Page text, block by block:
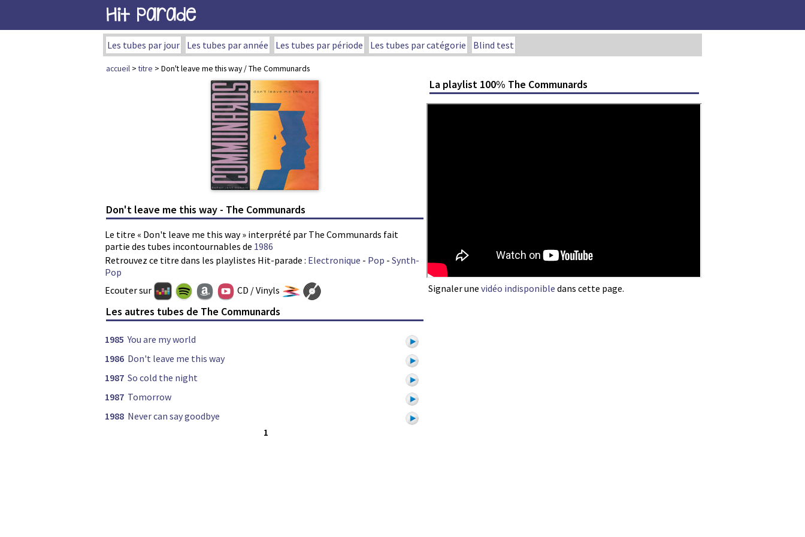
Hit Parade
Les tubes par jour Les tubes par année Les tubes par période Les tubes par catégorie Blind test
accueil >titre > Don't leave me this way / The Communards
Don't leave me this way - The Communards
Le titre « Don't leave me this way » interprété par The Communards fait
partie des tubes incontournables de 1986
Retrouvez ce titre dans les playlistes Hit-parade : Electronique - Pop - Synth-
Pop
La playlist 100% The Communards
Signaler une vidéo indisponible dans cette page.
Ecouter sur CD / Vinyls
Les autres tubes de The Communards
1985 You are my world
1986 Don't leave me this way
1987 So cold the night
1987 Tomorrow
1988 Never can say goodbye
1